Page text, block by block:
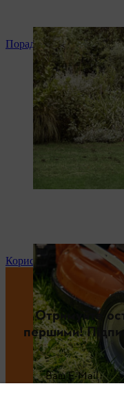
Поради щодо
Користь косіння з
Отримуйте
першими!
Ваш E-Mail